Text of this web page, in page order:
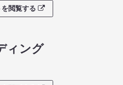
閲覧する
ィング